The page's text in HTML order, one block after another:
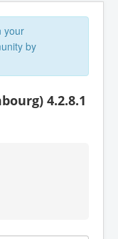
your
by
4.2.8.1